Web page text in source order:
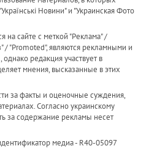
Новини" и "Украинская Фото
на сайте с меткой "Реклама" /
/ "Promoted", являются рекламными и
редакция участвует в
мнения, высказанные в этих
за факты и оценочные суждения,
Согласно украинскому
за содержание рекламы несет
медиа - R40-05097